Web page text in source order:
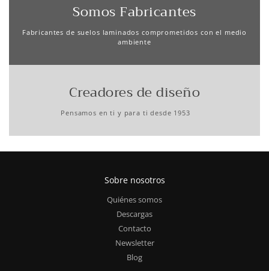
Somos Fabricantes
Fabricantes de suelos laminados comprometidos con el medio
ambiente
Creadores de diseño
Pensamos en ti y para ti desde 1953
Sobre nosotros
Quiénes somos
Descargas
Contacto
Newsletter
Blog